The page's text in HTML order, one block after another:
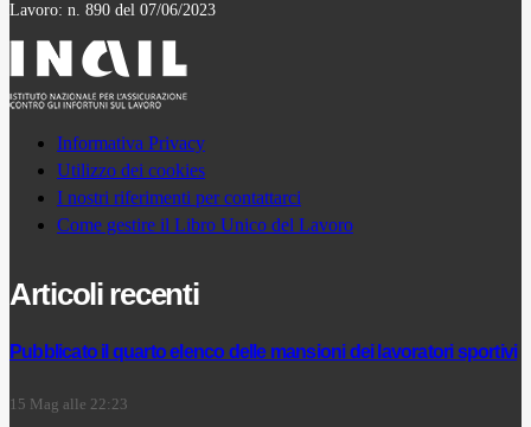
Lavoro: n. 890 del 07/06/2023
Informativa Privacy
Utilizzo dei cookies
I nostri riferimenti per contattarci
Come gestire il Libro Unico del Lavoro
Articoli recenti
Pubblicato il quarto elenco delle mansioni dei lavoratori sportivi
15 Mag alle 22:23